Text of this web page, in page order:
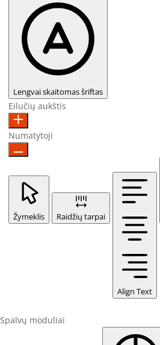
Lengvai skaitomas šriftas
Eilučių aukštis
Numatytoji
Žymeklis Raidžių tarpai
Align Text
Spalvų moduliai